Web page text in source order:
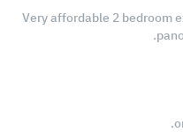
Very affordable 2 bedroom